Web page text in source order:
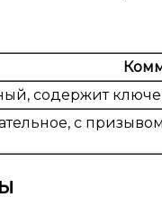
содержит
с